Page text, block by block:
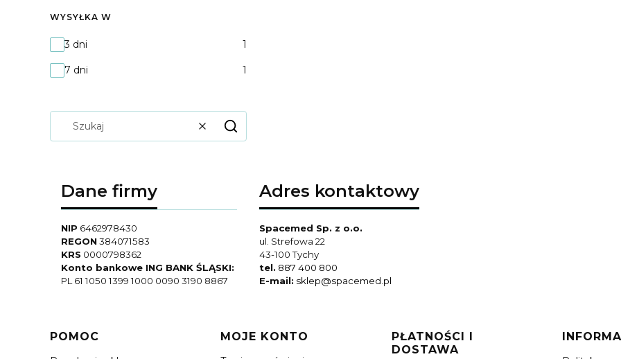
WYSYŁKA W
Wysyłka w
3 dni 1
7 dni 1
WyczyśćSzukaj
Dane firmy
NIP 6462978430
REGON384071583
KRS 0000798362
Konto bankowe ING BANK ŚLĄSKI:
PL 61 1050 1399 1000 0090 3190 8867
Adres kontaktowy
Spacemed Sp. z o.o.
ul. Strefowa 22
43-100 Tychy
tel. 887 400 800
E-mail: sklep@spacemed.pl
Linki w stopce
POMOC MOJE KONTO
PŁATNOŚCI I
DOSTAWA